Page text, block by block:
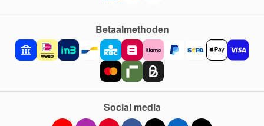
Betaalmethoden
Social media